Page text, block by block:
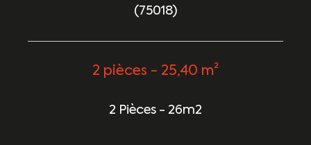
(75018)
2 pièces - 25,40 m²
2 Pièces - 26m2